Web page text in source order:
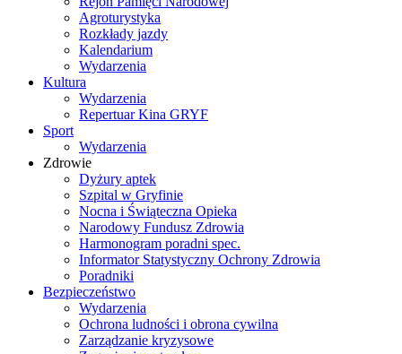
Agroturystyka
Rozkłady jazdy
Kalendarium
Wydarzenia
Kultura
Wydarzenia
Repertuar Kina GRYF
Sport
Wydarzenia
Zdrowie
Dyżury aptek
Szpital w Gryfinie
Nocna i Świąteczna Opieka
Narodowy Fundusz Zdrowia
Harmonogram poradni spec.
Informator Statystyczny Ochrony Zdrowia
Poradniki
Bezpieczeństwo
Wydarzenia
Ochrona ludności i obrona cywilna
Zarządzanie kryzysowe